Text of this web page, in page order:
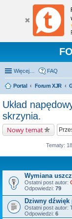
Więcej… FAQ
Portal Forum XJR
Układ
skrzynia.
Nowy temat
Tematy:
Wymiana
Ostatni post autor:
Odpowiedzi: 79
Dziwny dźwięk
Ostatni post autor:
Odpowiedzi: 6